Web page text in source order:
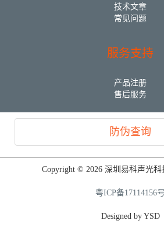
技术文章
常见问题
服务支持
产品注册
售后服务
防伪查询
Copyright © 2026 深圳易科声光科
粤ICP备17114156号
Designed by YSD